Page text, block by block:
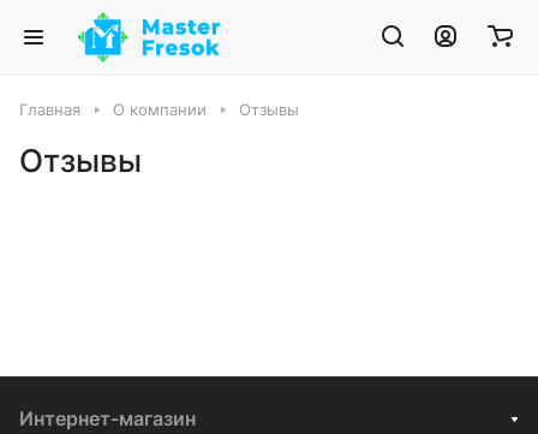
Главная О компании Отзывы
Отзывы
Интернет-магазин